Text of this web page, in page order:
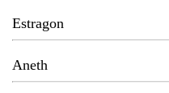
Estragon
Aneth